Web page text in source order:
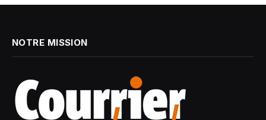
NOTRE MISSION